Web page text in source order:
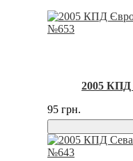
2005 КПД
95 грн.